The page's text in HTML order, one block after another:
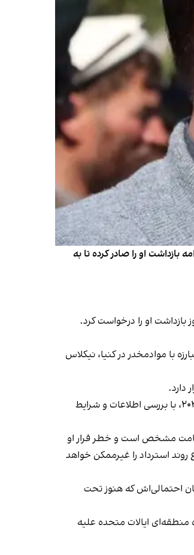
بازداشت او را صادر کرده تا به
بازداشت او را درخواست کرد.
بود. به گفته یک مقام مبارزه با موادمخدر در کنیا، نیکلاس
دارد.
مقام‌های امریکایی با ارسال یادداشت دیپلوماتیک درخواست رسمی تحویل او را به حکومت کنیا ارایه داده‌اند. دادگاه نایروبی نیز در تاریخ ۱۵ اپریل ۲۰۲۵، با بررسی اطلاعات و شرایط
فاقد محل اقامت مشخص است و خطر فرار او
روند استرداد را غیرممکن خواهد
احتمالی‌اش که هنوز تحت
منطقه‌ای ایالات متحده علیه